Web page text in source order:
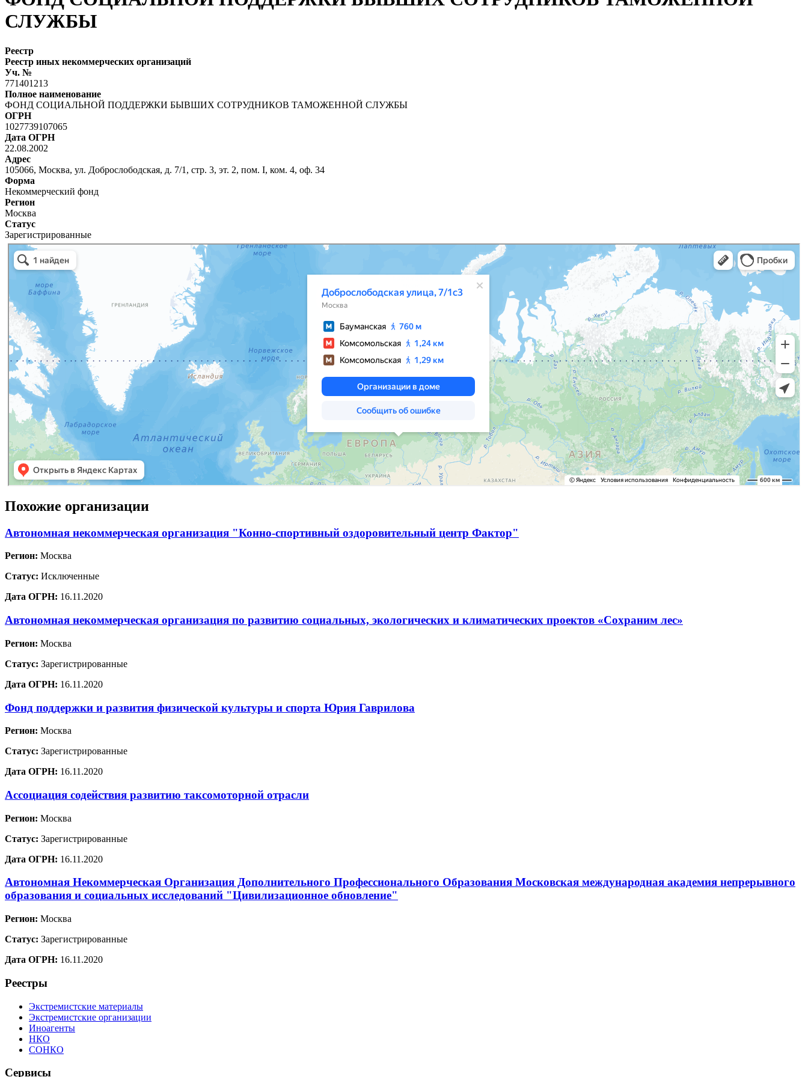
СЛУЖБЫ
Реестр
Реестр иных некоммерческих организаций
Уч. №
771401213
Полное наименование
ФОНД СОЦИАЛЬНОЙ ПОДДЕРЖКИ БЫВШИХ СОТРУДНИКОВ ТАМОЖЕННОЙ СЛУЖБЫ
ОГРН
1027739107065
Дата ОГРН
22.08.2002
Адрес
105066, Москва, ул. Доброслободская, д. 7/1, стр. 3, эт. 2, пом. I, ком. 4, оф. 34
Форма
Некоммерческий фонд
Регион
Москва
Статус
Зарегистрированные
Похожие организации
Автономная некоммерческая организация "Конно-спортивный оздоровительный центр Фактор"
Регион: Москва
Статус: Исключенные
Дата ОГРН: 16.11.2020
Автономная некоммерческая организация по развитию социальных, экологических и климатических проектов «Сохраним лес»
Регион: Москва
Статус: Зарегистрированные
Дата ОГРН: 16.11.2020
Фонд поддержки и развития физической культуры и спорта Юрия Гаврилова
Регион: Москва
Статус: Зарегистрированные
Дата ОГРН: 16.11.2020
Ассоциация содействия развитию таксомоторной отрасли
Регион: Москва
Статус: Зарегистрированные
Дата ОГРН: 16.11.2020
Автономная Некоммерческая Организация Дополнительного Профессионального Образования Московская международная академия непрерывного
образования и социальных исследований "Цивилизационное обновление"
Регион: Москва
Статус: Зарегистрированные
Дата ОГРН: 16.11.2020
Реестры
Экстремистские материалы
Экстремистские организации
Иноагенты
НКО
СОНКО
Сервисы